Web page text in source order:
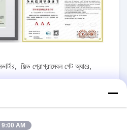
ফিল্ড প্রোগ্রামেবল গেট অ্যারে
9:00 AM